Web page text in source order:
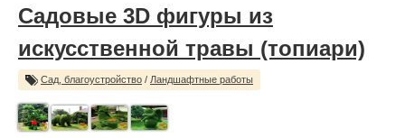
Садовые 3D фигуры из
искусственной травы (топиари)
Сад, благоустройство / Ландшафтные работы